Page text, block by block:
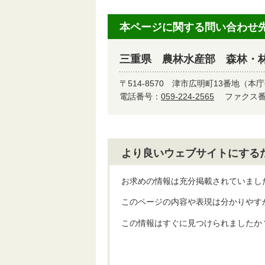
本ページに関する問い合わせ
三重県 農林水産部 森林・
〒514-8570 津市広明町13番地（本庁
電話番号： 059-224-2565 ファクス
より良いウェブサイトにす
お求めの情報は充分掲載されていまし
このページの内容や表現は分かりやす
この情報はすぐに見つけられましたか